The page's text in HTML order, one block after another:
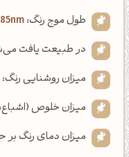
طول موج رنگ:
در طبیعت یافت
میزان روشنایی رنگ:
میزان خلوص
میزان دمای رنگ